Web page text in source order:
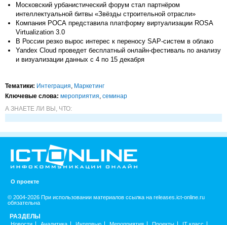
Московский урбанистический форум стал партнёром
интеллектуальной битвы «Звёзды строительной отрасли»
Компания РОСА представила платформу виртуализации ROSA
Virtualization 3.0
В России резко вырос интерес к переносу SAP-систем в облако
Yandex Cloud проведет бесплатный онлайн-фестиваль по анализу
и визуализации данных с 4 по 15 декабря
Тематики: Интеграция, Маркетинг
Ключевые слова: мероприятия, семинар
А ЗНАЕТЕ ЛИ ВЫ, ЧТО:
О проекте
© 2004-2026 При использовании материалов ссылка на releases.ict-online.ru
обязательна
РАЗДЕЛЫ